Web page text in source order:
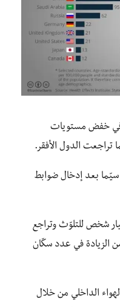
في خفض مستويات
تراجعت الدول الأفقر.
سيّما بعد إدخال ضوابط
إلى عام 1990 تعرّض 3.5 مليار شخص للتلوّث وتراجع
الرغم من الزيادة في عدد سكّان
الداخلي من خلال